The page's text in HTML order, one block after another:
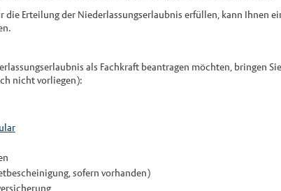
die Erteilung der Niederlassungserlaubnis erfüllen, kann Ihnen
als Fachkraft beantragen möchten, bringen
nicht vorliegen):
sofern vorhanden)